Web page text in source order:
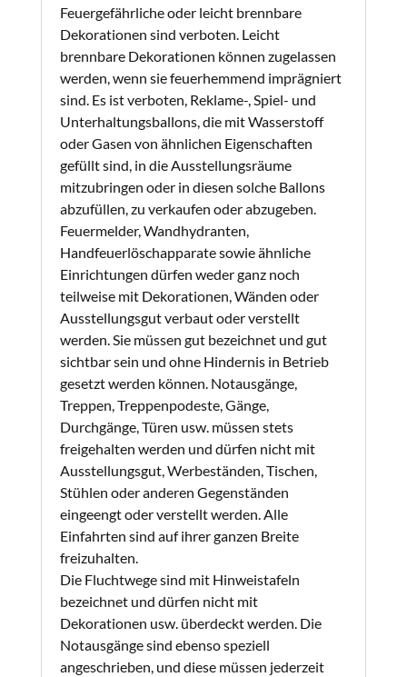
Feuergefährliche oder leicht brennbare
Dekorationen sind verboten. Leicht
brennbare Dekorationen können zugelassen
werden, wenn sie feuerhemmend imprägniert
sind. Es ist verboten, Reklame-, Spiel- und
Unterhaltungsballons, die mit Wasserstoff
oder Gasen von ähnlichen Eigenschaften
gefüllt sind, in die Ausstellungsräume
mitzubringen oder in diesen solche Ballons
abzufüllen, zu verkaufen oder abzugeben.
Feuermelder, Wandhydranten,
Handfeuerlöschapparate sowie ähnliche
Einrichtungen dürfen weder ganz noch
teilweise mit Dekorationen, Wänden oder
Ausstellungsgut verbaut oder verstellt
werden. Sie müssen gut bezeichnet und gut
sichtbar sein und ohne Hindernis in Betrieb
gesetzt werden können. Notausgänge,
Treppen, Treppenpodeste, Gänge,
Durchgänge, Türen usw. müssen stets
freigehalten werden und dürfen nicht mit
Ausstellungsgut, Werbeständen, Tischen,
Stühlen oder anderen Gegenständen
eingeengt oder verstellt werden. Alle
Einfahrten sind auf ihrer ganzen Breite
freizuhalten.
Die Fluchtwege sind mit Hinweistafeln
bezeichnet und dürfen nicht mit
Dekorationen usw. überdeckt werden. Die
Notausgänge sind ebenso speziell
angeschrieben, und diese müssen jederzeit